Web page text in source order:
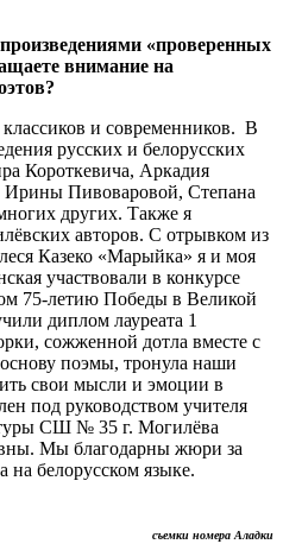
«проверенных
внимание на
и современников. В
русских и белорусских
Короткевича, Аркадия
Пивоваровой, Степана
других. Также я
авторов. С отрывком из
Казеко «Марыйка» я и моя
участвовали в конкурсе
75-летию Победы в Великой
диплом лауреата 1
сожженной дотла вместе с
поэмы, тронула наши
свои мысли и эмоции в
под руководством учителя
СШ № 35 г. Могилёва
Мы благодарны жюри за
на белорусском языке.
съемки номера Аладки